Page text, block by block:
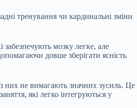
тренування чи кардинальні зміни
забезпечують мозку легке, але
довше зберігати ясність
не вимагають значних зусиль. Це
які легко інтегруються у